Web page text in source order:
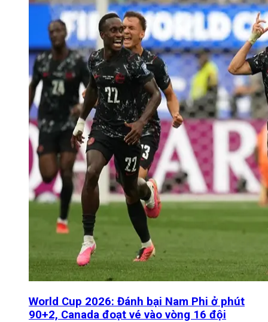
World Cup 2026: Đánh bại Nam Phi ở phút
90+2, Canada đoạt vé vào vòng 16 đội